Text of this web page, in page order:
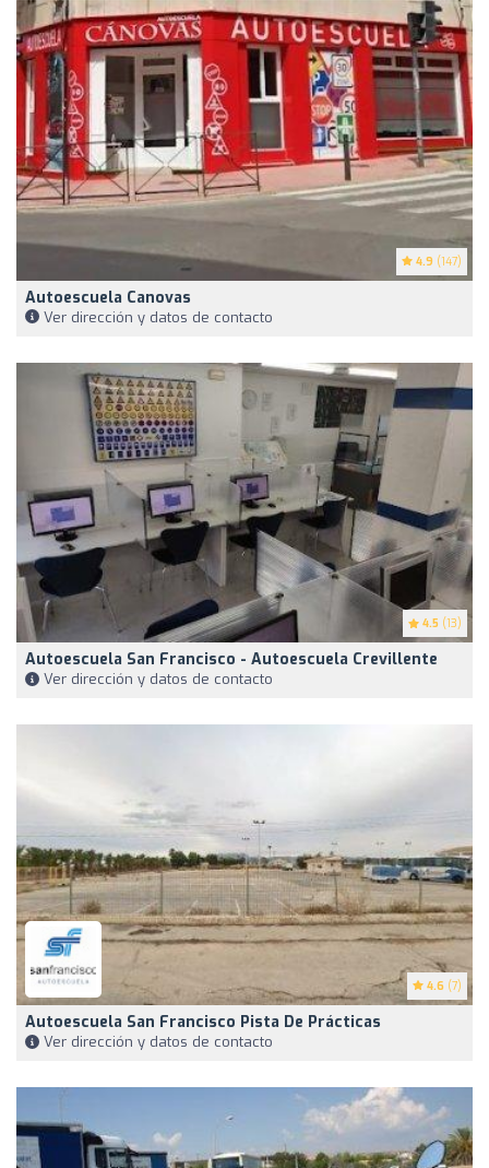
4.9 (147)
Autoescuela Canovas
Ver dirección y datos de contacto
4.5 (13)
Autoescuela San Francisco - Autoescuela Crevillente
Ver dirección y datos de contacto
4.6 (7)
Autoescuela San Francisco Pista De Prácticas
Ver dirección y datos de contacto